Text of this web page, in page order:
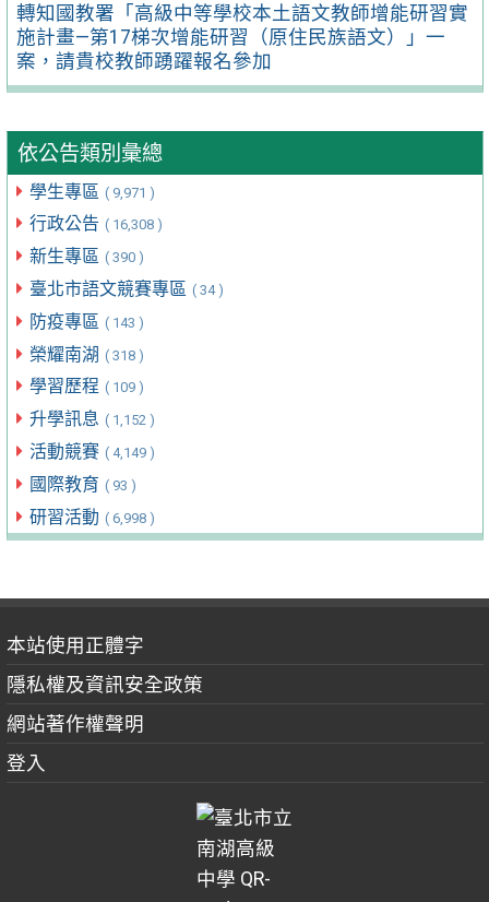
轉知國教署「高級中等學校本土語文教師增能研習實
施計畫—第17梯次增能研習（原住民族語文）」一
案，請貴校教師踴躍報名參加
依公告類別彙總
學生專區 ( 9,971 )
行政公告 ( 16,308 )
新生專區 ( 390 )
臺北市語文競賽專區 ( 34 )
防疫專區 ( 143 )
榮耀南湖 ( 318 )
學習歷程 ( 109 )
升學訊息 ( 1,152 )
活動競賽 ( 4,149 )
國際教育 ( 93 )
研習活動 ( 6,998 )
本站使用正體字
隱私權及資訊安全政策
網站著作權聲明
登入